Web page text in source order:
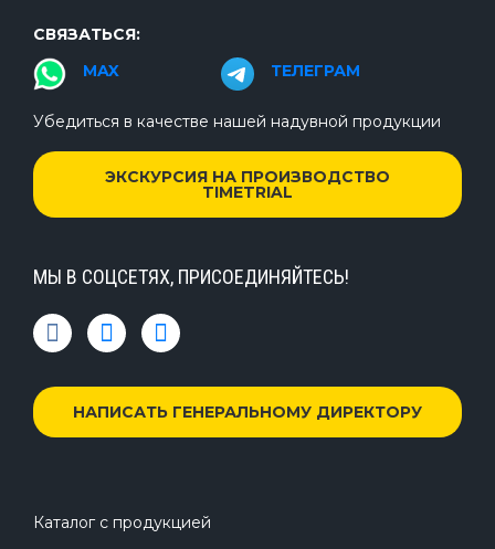
СВЯЗАТЬСЯ:
MAX
ТЕЛЕГРАМ
Убедиться в качестве нашей надувной продукции
ЭКСКУРСИЯ НА ПРОИЗВОДСТВО
TIMETRIAL
МЫ В СОЦСЕТЯХ, ПРИСОЕДИНЯЙТЕСЬ!
НАПИСАТЬ ГЕНЕРАЛЬНОМУ ДИРЕКТОРУ
Каталог с продукцией